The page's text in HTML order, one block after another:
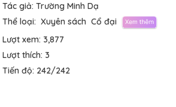
Tác giả: Trường Minh Dạ
Thể loại: Xuyên sách Cổ đại
Lượt xem: 3,877
Lượt thích: 3
Tiến độ: 242/242